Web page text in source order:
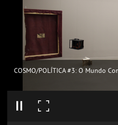
COSMO/POLÍTICA #3: O Mundo